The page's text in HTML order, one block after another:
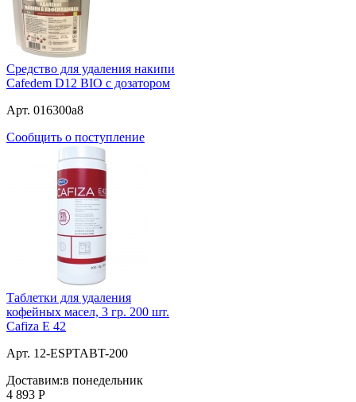
Средство для удаления накипи
Cafedem D12 BIO с дозатором
Арт. 016300a8
Сообщить о поступление
Таблетки для удаления
кофейных масел, 3 гр. 200 шт.
Cafiza E 42
Арт. 12-ESPTABT-200
Доставим:в понедельник
4 893 Р